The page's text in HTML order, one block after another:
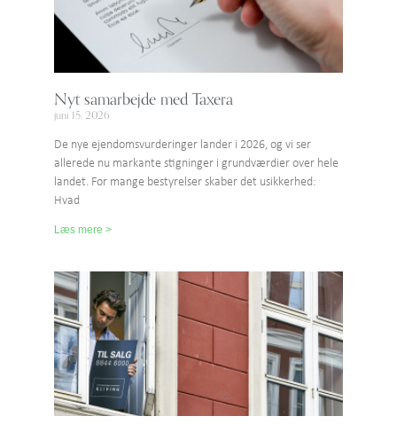
Nyt samarbejde med Taxera
juni 15, 2026
De nye ejendomsvurderinger lander i 2026, og vi ser
allerede nu markante stigninger i grundværdier over hele
landet. For mange bestyrelser skaber det usikkerhed:
Hvad
Læs mere >